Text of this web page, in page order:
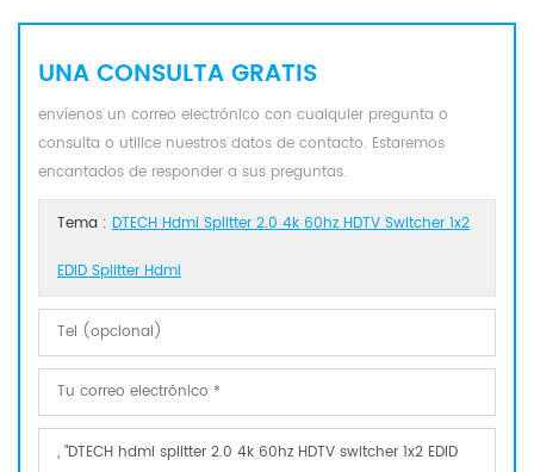
UNA CONSULTA GRATIS
envíenos un correo electrónico con cualquier pregunta o
consulta o utilice nuestros datos de contacto. Estaremos
encantados de responder a sus preguntas.
Tema : DTECH Hdmi Splitter 2.0 4k 60hz HDTV Switcher 1x2
EDID Splitter Hdmi